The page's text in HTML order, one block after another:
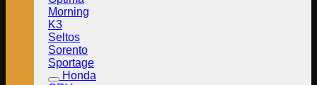
Morning
K3
Seltos
Sorento
Sportage
Honda